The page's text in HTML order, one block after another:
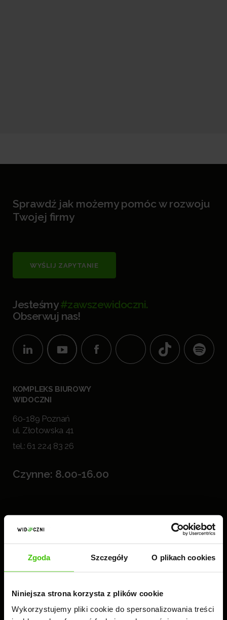
Zgoda Szczegóły O plikach cookies
Niniejsza strona korzysta z plików cookie
Wykorzystujemy pliki cookie do spersonalizowania treści
Sprawdź jak możemy pomóc w rozwoju
Twojej firmy
WYŚLIJ ZAPYTANIE
Jesteśmy#zawszewidoczni.
Obserwuj nas!
KOMPLEKS BIUROWY
WIDOCZNI
60-189 Poznań
ul. Złotowska 41
tel.: 61 224 83 26
Czynne: 8.00-16.00